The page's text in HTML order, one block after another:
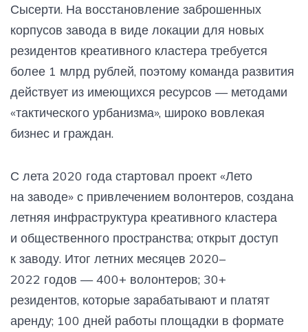
Сысерти. На восстановление заброшенных
корпусов завода в виде локации для новых
резидентов креативного кластера требуется
более 1 млрд рублей, поэтому команда развития
действует из имеющихся ресурсов — методами
«тактического урбанизма», широко вовлекая
бизнес и граждан.
С лета 2020 года стартовал проект «Лето
на заводе» с привлечением волонтеров, создана
летняя инфраструктура креативного кластера
и общественного пространства; открыт доступ
к заводу. Итог летних месяцев 2020–
2022 годов — 400+ волонтеров; 30+
резидентов, которые зарабатывают и платят
аренду; 100 дней работы площадки в формате